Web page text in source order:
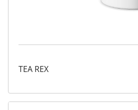
TEA REX